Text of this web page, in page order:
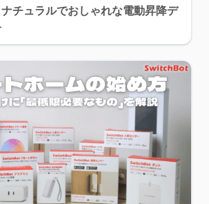
チュラルでおしゃれな電動昇降デ